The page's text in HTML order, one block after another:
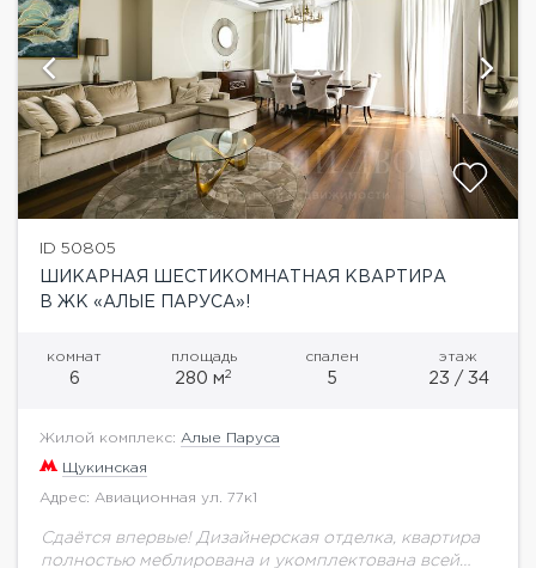
ID 50805
ШИКАРНАЯ ШЕСТИКОМНАТНАЯ КВАРТИРА
В ЖК «АЛЫЕ ПАРУСА»!
комнат
6
площадь
280 м2
спален
5
этаж
23 / 34
Жилой комплекс: Алые Паруса
Щукинская
Адрес: Авиационная ул. 77к1
Сдаётся впервые! Дизайнерская отделка, квартира
полностью меблирована и укомплектована всей